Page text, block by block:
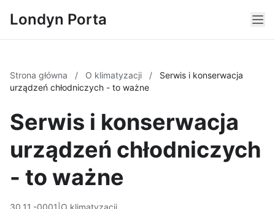
Londyn Porta
Strona główna / O klimatyzacji /
Serwis i konserwacja
urządzeń chłodniczych - to ważne
Serwis i konserwacja
urządzeń chłodniczych
- to ważne
30.11.-0001 O klimatyzacji